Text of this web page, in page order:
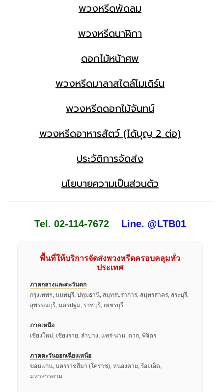
พวงหรีดพัดลม
พวงหรีดนาฬิกา
ดอกไม้หน้าศพ
พวงหรีดมาลาสไตล์โมเดิร์น
พวงหรีดดอกไม้จันทน์
พวงหรีดอาหารสัตว์ (ได้บุญ 2 ต่อ)
ประวัติการจัดส่ง
นโยบายความเป็นส่วนตัว
Tel. 02-114-7672 Line. @LTB01
พื้นที่ให้บริการจัดส่งพวงหรีดครอบคลุมทั่ว
ประเทศ
ภาคกลางและตะวันตก
กรุงเทพฯ, นนทบุรี, ปทุมธานี, สมุทรปราการ, สมุทรสาคร, สระบุรี,
สุพรรณบุรี, นครปฐม, ราชบุรี, เพชรบุรี
ภาคเหนือ
เชียงใหม่, เชียงราย, ลำปาง, แพร่-น่าน, ตาก, พิจิตร
ภาคตะวันออกเฉียงเหนือ
ขอนแก่น, นครราชสีมา (โคราช), หนองคาย, ร้อยเอ็ด,
มหาสารคาม